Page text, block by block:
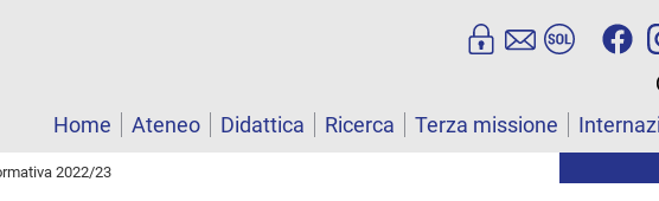
Home
Ateneo Didattica Ricerca Terza missione
2022/23